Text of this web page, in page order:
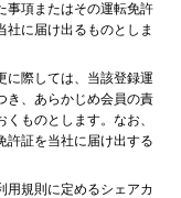
事項またはその運転免許
に届け出るものとしま
に際しては、当該登録運
き、あらかじめ会員の責
ものとします。なお、
許証を当社に届け出する
用規則に定めるシェアカ